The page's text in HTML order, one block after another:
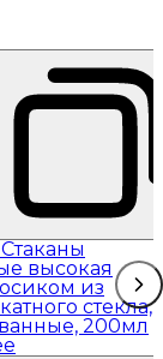
Стаканы
высокая
из
стекла,
200мл